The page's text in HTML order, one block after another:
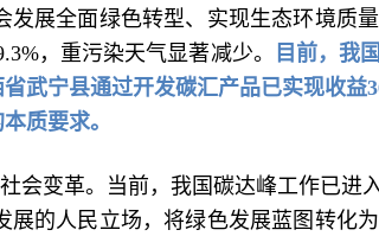
展全面绿色转型、实现生态环境质
，重污染天气显著减少。
目前，我
武宁县通过开发碳汇产品已实现收益
质要求。
变革。当前，我国碳达峰工作已进
的人民立场，将绿色发展蓝图转化